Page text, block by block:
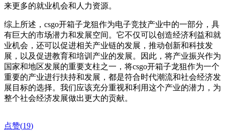
来更多的就业机会和人力资源。
综上所述，csgo开箱子龙狙作为电子竞技产业中的一部分，具
有巨大的市场潜力和发展空间。它不仅可以创造经济利益和就
业机会，还可以促进相关产业链的发展，推动创新和科技发
展，以及促进教育和培训产业的发展。因此，将产业振兴作为
国家和地区发展的重要支柱之一，将csgo开箱子龙狙作为一个
重要的产业进行扶持和发展，都是符合时代潮流和社会经济发
展目标的选择。我们应该充分重视和利用这个产业的潜力，为
整个社会经济发展做出更大的贡献。
点赞(19)